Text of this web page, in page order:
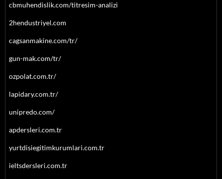
cbmuhendislik.com/titresim-analizi
2hendustriyel.com
cagsanmakine.com/tr/
gun-mak.com/tr/
ozpolat.com.tr/
lapidary.com.tr/
unipredo.com/
apdersleri.com.tr
yurtdisiegitimkurumlari.com.tr
ieltsdersleri.com.tr